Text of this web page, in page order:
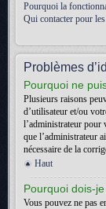
Pourquoi la
Qui contacter pour
Problèmes
Pourquoi ne
Plusieurs raisons
d’utilisateur et/ou
l’administrateur pour
que l’administrateur
nécessaire de la
Haut
Pourquoi dois-
Vous pouvez ne pas